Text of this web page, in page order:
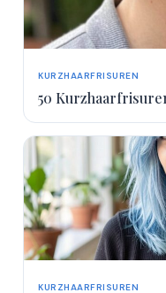
KURZHAARFRISUREN
50
KURZHAARFRISUREN